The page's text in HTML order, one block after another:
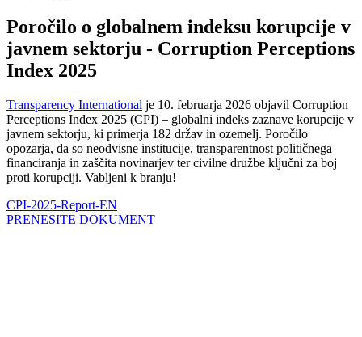
Poročilo o globalnem indeksu korupcije v
javnem sektorju - Corruption Perceptions
Index 2025
Transparency International je 10. februarja 2026 objavil Corruption
Perceptions Index 2025 (CPI) – globalni indeks zaznave korupcije v
javnem sektorju, ki primerja 182 držav in ozemelj. Poročilo
opozarja, da so neodvisne institucije, transparentnost političnega
financiranja in zaščita novinarjev ter civilne družbe ključni za boj
proti korupciji. Vabljeni k branju!
CPI-2025-Report-EN
PRENESITE DOKUMENT